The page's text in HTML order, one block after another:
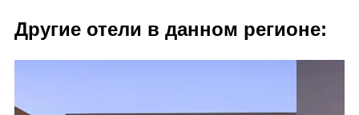
Другие отели в данном регионе: